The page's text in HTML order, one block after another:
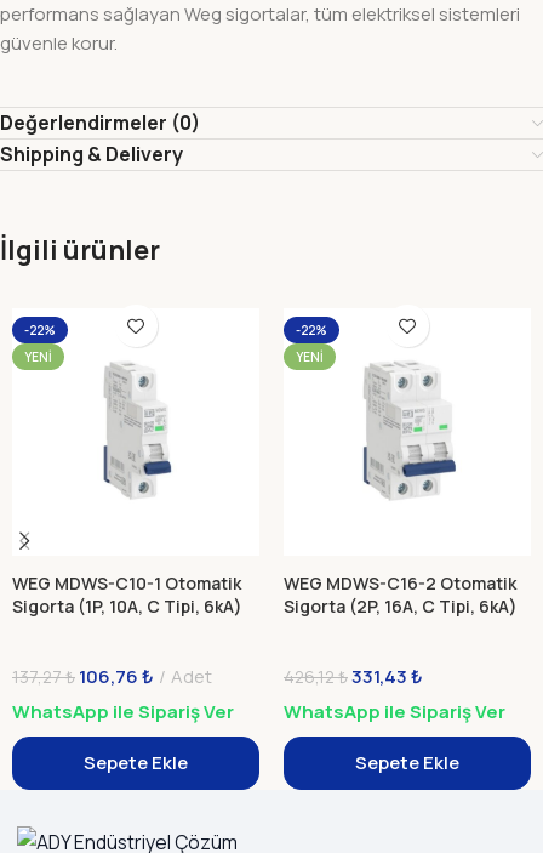
performans sağlayan Weg sigortalar, tüm elektriksel sistemleri
güvenle korur.
Değerlendirmeler (0)
Shipping & Delivery
İlgili ürünler
-22%
YENI
WEG MDWS-C10-1 Otomatik
Sigorta (1P, 10A, C Tipi, 6kA)
137,27₺ 106,76₺
Adet
WhatsApp ile Sipariş Ver
Sepete Ekle
-22%
YENI
WEG MDWS-C16-2 Otomatik
Sigorta (2P, 16A, C Tipi, 6kA)
426,12₺331,43₺
WhatsApp ile Sipariş Ver
Sepete Ekle